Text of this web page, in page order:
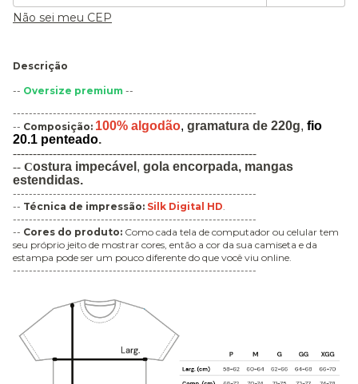
Não sei meu CEP
Descrição
-- Oversize premium --
-------------------------------------------------------------
-- Composição: 100% algodão, gramatura de 220g, fio
20.1 penteado.
-------------------------------------------------------------
-- Costura impecável , gola encorpada, mangas
estendidas.
-------------------------------------------------------------
-- Técnica de impressão: Silk Digital HD.
-------------------------------------------------------------
-- Cores do produto: Como cada tela de computador ou celular tem
seu próprio jeito de mostrar cores, então a cor da sua camiseta e da
estampa pode ser um pouco diferente do que você viu online.
-------------------------------------------------------------